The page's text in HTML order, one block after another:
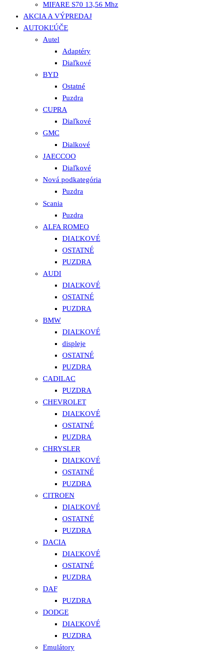
MIFARE S70 13,56 Mhz
AKCIA A VÝPREDAJ
AUTOKĽÚČE
Autel
Adaptéry
Diaľkové
BYD
Ostatné
Puzdra
CUPRA
Diaľkové
GMC
Dialkové
JAECCOO
Diaľkové
Nová podkategória
Puzdra
Scania
Puzdra
ALFA ROMEO
DIAĽKOVÉ
OSTATNÉ
PUZDRA
AUDI
DIAĽKOVÉ
OSTATNÉ
PUZDRA
BMW
DIAĽKOVÉ
displeje
OSTATNÉ
PUZDRA
CADILAC
PUZDRA
CHEVROLET
DIAĽKOVÉ
OSTATNÉ
PUZDRA
CHRYSLER
DIAĽKOVÉ
OSTATNÉ
PUZDRA
CITROEN
DIAĽKOVÉ
OSTATNÉ
PUZDRA
DACIA
DIAĽKOVÉ
OSTATNÉ
PUZDRA
DAF
PUZDRA
DODGE
DIAĽKOVÉ
PUZDRA
Emulátory